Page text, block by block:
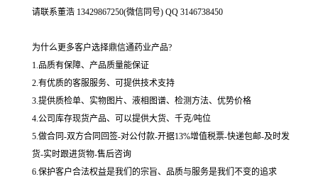
请联系董浩 13429867250(微信同号) QQ 3146738450
为什么更多客户选择鼎信通药业产品?
1.品质有保障、产品质量能保证
2.有优质的客服服务、可提供技术支持
3.提供质检单、实物图片、液相图谱、检测方法、优势价格
4.公司库存现货产品、可以提供大货、千克/吨位
5.做合同-双方合同回签-对公付款-开据13%增值税票-快递包邮-及时发
货-实时跟进货物-售后咨询
6.保护客户合法权益是我们的宗旨、品质与服务是我们不变的追求